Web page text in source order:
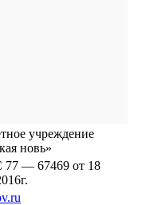
учреждение
новь»
— 67469 от 18